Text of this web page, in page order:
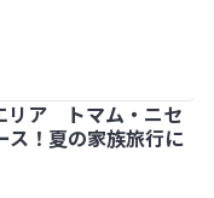
・なしに分けてご紹介
リア トマム・ニセ
ス！夏の家族旅行に